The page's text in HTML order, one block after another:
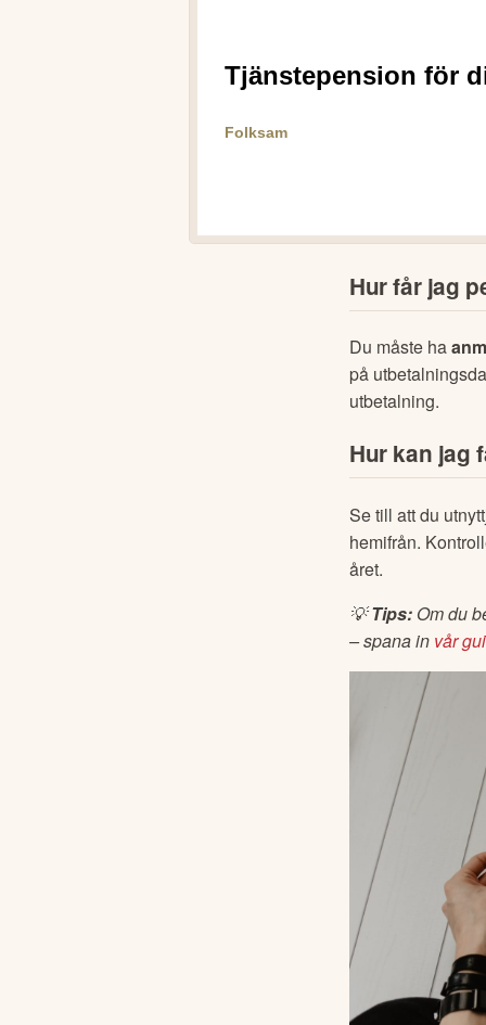
Hur får jag
Du måste ha
på
utbetalning.
Hur kan jag
Se till att du
hemifrån.
året.
💡 Tips: Om du
– spana in vår